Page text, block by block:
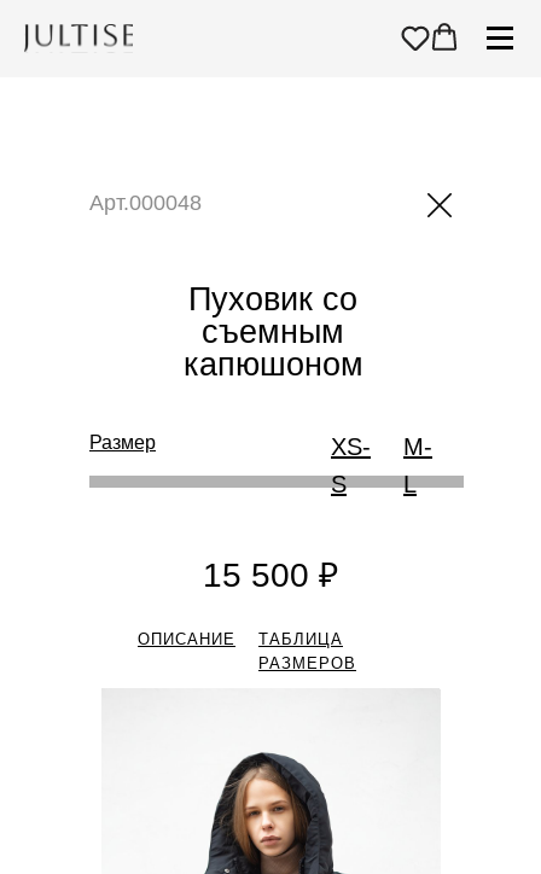
Пуховик со
съемным
капюшоном
Арт.000048
15 500 ₽
ОПИСАНИЕ
ТАБЛИЦА
РАЗМЕРОВ
Размер
XS-
S
M-
L